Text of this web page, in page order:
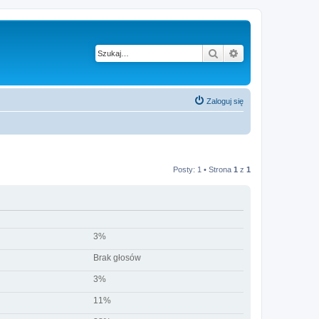
Szukaj
Zaloguj się
Posty: 1 • Strona 1 z 1
3%
Brak głosów
3%
11%